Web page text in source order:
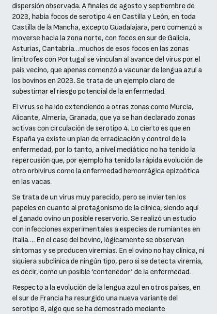
dispersión observada. A finales de agosto y septiembre de
2023, había focos de serotipo 4 en Castilla y León, en toda
Castilla de la Mancha, excepto Guadalajara, pero comenzó a
moverse hacia la zona norte, con focos en sur de Galicia,
Asturias, Cantabria…muchos de esos focos en las zonas
limítrofes con Portugal se vinculan al avance del virus por el
país vecino, que apenas comenzó a vacunar de lengua azul a
los bovinos en 2023. Se trata de un ejemplo claro de
subestimar el riesgo potencial de la enfermedad.
El virus se ha ido extendiendo a otras zonas como Murcia,
Alicante, Almería, Granada, que ya se han declarado zonas
activas con circulación de serotipo 4. Lo cierto es que en
España ya existe un plan de erradicación y control de la
enfermedad, por lo tanto, a nivel mediático no ha tenido la
repercusión que, por ejemplo ha tenido la rápida evolución de
otro orbivirus como la enfermedad hemorrágica epizoótica
en las vacas.
Se trata de un virus muy parecido, pero se invierten los
papeles en cuanto al protagonismo de la clínica, siendo aquí
el ganado ovino un posible reservorio. Se realizó un estudio
con infecciones experimentales a especies de rumiantes en
Italia…. En el caso del bovino, lógicamente se observan
síntomas y se producen viremias. En el ovino no hay clínica, ni
siquiera subclínica de ningún tipo, pero si se detecta viremia,
es decir, como un posible ‘contenedor’ de la enfermedad.
Respecto a la evolución de la lengua azul en otros países, en
el sur de Francia ha resurgido una nueva variante del
serotipo 8, algo que se ha demostrado mediante